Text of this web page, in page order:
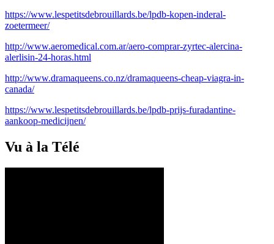
https://www.lespetitsdebrouillards.be/lpdb-kopen-inderal-
zoetermeer/
http://www.aeromedical.com.ar/aero-comprar-zyrtec-alercina-
alerlisin-24-horas.html
http://www.dramaqueens.co.nz/dramaqueens-cheap-viagra-in-
canada/
https://www.lespetitsdebrouillards.be/lpdb-prijs-furadantine-
aankoop-medicijnen/
Vu à la Télé